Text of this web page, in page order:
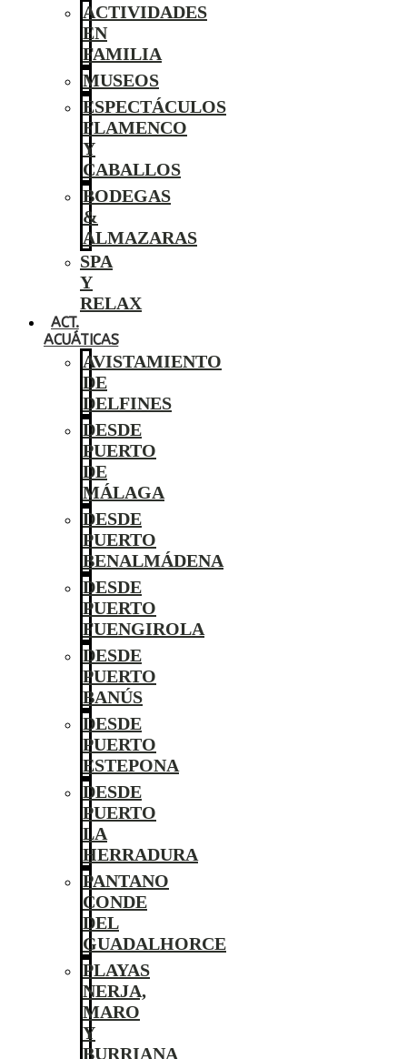
ACTIVIDADES
EN
FAMILIA
MUSEOS
ESPECTÁCULOS
FLAMENCO
Y
CABALLOS
BODEGAS
&
ALMAZARAS
SPA
Y
RELAX
ACT.
ACUÁTICAS
AVISTAMIENTO
DE
DELFINES
DESDE
PUERTO
DE
MÁLAGA
DESDE
PUERTO
BENALMÁDENA
DESDE
PUERTO
FUENGIROLA
DESDE
PUERTO
BANÚS
DESDE
PUERTO
ESTEPONA
DESDE
PUERTO
LA
HERRADURA
PANTANO
CONDE
DEL
GUADALHORCE
PLAYAS
NERJA,
MARO
Y
BURRIANA